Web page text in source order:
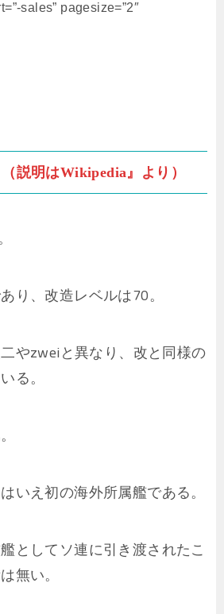
sales” pagesize=”2″
説明はWikipedia』より）
り、改造レベルは70。
やzweiと異なり、改と同様の
る。
いえ初の海外所属艦である。
としてソ連に引き渡されたこ
無い。